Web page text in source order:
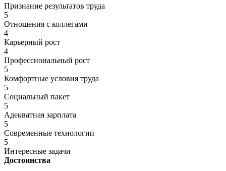
Признание результатов труда
5
Отношения с коллегами
4
Карьерный рост
4
Профессиональный рост
5
Комфортные условия труда
5
Социальный пакет
5
Адекватная зарплата
5
Современные технологии
5
Интересные задачи
Достоинства